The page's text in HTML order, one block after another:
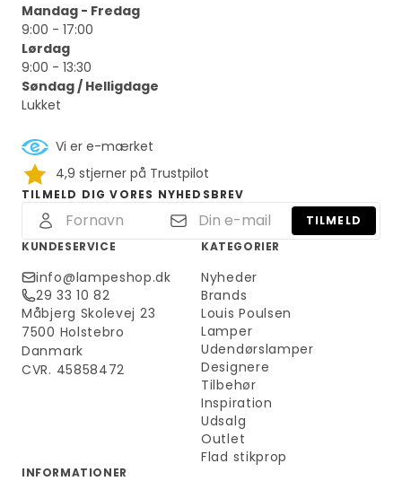
Mandag - Fredag
9:00 - 17:00
Lørdag
9:00 - 13:30
Søndag / Helligdage
Lukket
Vi er e-mærket
4,9 stjerner på Trustpilot
TILMELD DIG VORES NYHEDSBREV
TILMELD
KUNDESERVICE
info@lampeshop.dk
29 33 10 82
Måbjerg Skolevej 23
7500 Holstebro
Danmark
CVR. 45858472
KATEGORIER
Nyheder
Brands
Louis Poulsen
Lamper
Udendørslamper
Designere
Tilbehør
Inspiration
Udsalg
Outlet
Flad stikprop
INFORMATIONER